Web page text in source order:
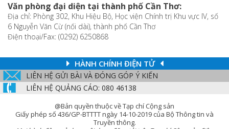
Văn phòng đại diện tại thành phố Cần Thơ:
Địa chỉ: Phòng 302, Khu Hiệu Bộ, Học viện Chính trị Khu vực IV, số
6 Nguyễn Văn Cừ (nối dài), thành phố Cần Thơ
Điện thoại/Fax: (0292) 6250868
HÀNH CHÍNH ĐIỆN TỬ
LIÊN HỆ GỬI BÀI VÀ ĐÓNG GÓP Ý KIẾN
LIÊN HỆ QUẢNG CÁO: 080 46138
@Bản quyền thuộc về Tạp chí Cộng sản
Giấy phép số 436/GP-BTTTT ngày 14-10-2019 của Bộ Thông tin và
Truyền thông.